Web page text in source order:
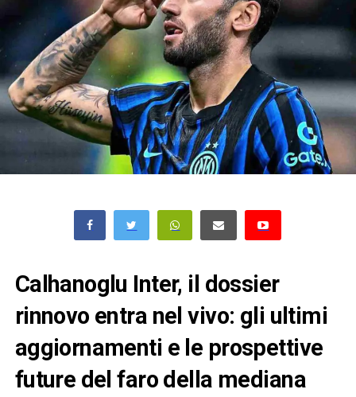
Calhanoglu Inter, il dossier
rinnovo entra nel vivo: gli ultimi
aggiornamenti e le prospettive
future del faro della mediana